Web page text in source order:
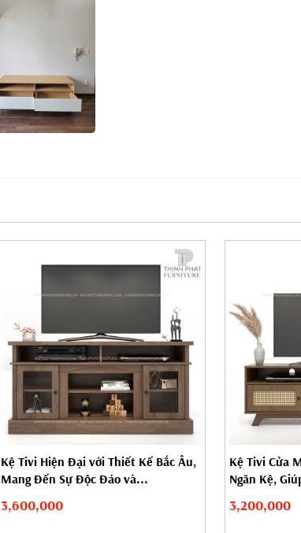
Kệ Tivi Hiện Đại với Thiết Kế Bắc Âu,
Mang Đến Sự Độc Đáo và...
3,600,000
Kệ Tivi Cửa
Ngăn Kệ,
3,200,000